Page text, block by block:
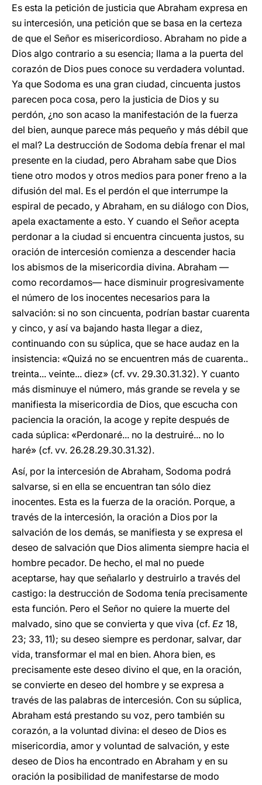
Es esta la petición de justicia que Abraham expresa en
su intercesión, una petición que se basa en la certeza
de que el Señor es misericordioso. Abraham no pide a
Dios algo contrario a su esencia; llama a la puerta del
corazón de Dios pues conoce su verdadera voluntad.
Ya que Sodoma es una gran ciudad, cincuenta justos
parecen poca cosa, pero la justicia de Dios y su
perdón, ¿no son acaso la manifestación de la fuerza
del bien, aunque parece más pequeño y más débil que
el mal? La destrucción de Sodoma debía frenar el mal
presente en la ciudad, pero Abraham sabe que Dios
tiene otro modos y otros medios para poner freno a la
difusión del mal. Es el perdón el que interrumpe la
espiral de pecado, y Abraham, en su diálogo con Dios,
apela exactamente a esto. Y cuando el Señor acepta
perdonar a la ciudad si encuentra cincuenta justos, su
oración de intercesión comienza a descender hacia
los abismos de la misericordia divina. Abraham —
como recordamos— hace disminuir progresivamente
el número de los inocentes necesarios para la
salvación: si no son cincuenta, podrían bastar cuarenta
y cinco, y así va bajando hasta llegar a diez,
continuando con su súplica, que se hace audaz en la
insistencia: «Quizá no se encuentren más de cuarenta..
treinta... veinte... diez» (cf. vv. 29.30.31.32). Y cuanto
más disminuye el número, más grande se revela y se
manifiesta la misericordia de Dios, que escucha con
paciencia la oración, la acoge y repite después de
cada súplica: «Perdonaré... no la destruiré... no lo
haré» (cf. vv. 26.28.29.30.31.32).
Así, por la intercesión de Abraham, Sodoma podrá
salvarse, si en ella se encuentran tan sólo diez
inocentes. Esta es la fuerza de la oración. Porque, a
través de la intercesión, la oración a Dios por la
salvación de los demás, se manifiesta y se expresa el
deseo de salvación que Dios alimenta siempre hacia el
hombre pecador. De hecho, el mal no puede
aceptarse, hay que señalarlo y destruirlo a través del
castigo: la destrucción de Sodoma tenía precisamente
esta función. Pero el Señor no quiere la muerte del
malvado, sino que se convierta y que viva (cf. Ez 18,
23; 33, 11); su deseo siempre es perdonar, salvar, dar
vida, transformar el mal en bien. Ahora bien, es
precisamente este deseo divino el que, en la oración,
se convierte en deseo del hombre y se expresa a
través de las palabras de intercesión. Con su súplica,
Abraham está prestando su voz, pero también su
corazón, a la voluntad divina: el deseo de Dios es
misericordia, amor y voluntad de salvación, y este
deseo de Dios ha encontrado en Abraham y en su
oración la posibilidad de manifestarse de modo